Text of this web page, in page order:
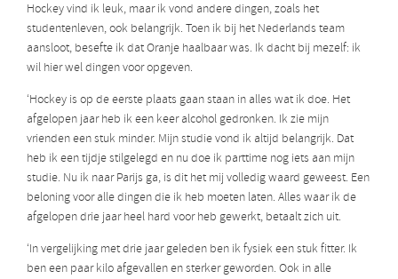
Hockey vind ik leuk, maar ik vond andere dingen, zoals het
studentenleven, ook belangrijk. Toen ik bij het Nederlands team
aansloot, besefte ik dat Oranje haalbaar was. Ik dacht bij mezelf: ik
wil hier wel dingen voor opgeven.
‘Hockey is op de eerste plaats gaan staan in alles wat ik doe. Het
afgelopen jaar heb ik een keer alcohol gedronken. Ik zie mijn
vrienden een stuk minder. Mijn studie vond ik altijd belangrijk. Dat
heb ik een tijdje stilgelegd en nu doe ik parttime nog iets aan mijn
studie. Nu ik naar Parijs ga, is dit het mij volledig waard geweest. Een
beloning voor alle dingen die ik heb moeten laten. Alles waar ik de
afgelopen drie jaar heel hard voor heb gewerkt, betaalt zich uit.
‘In vergelijking met drie jaar geleden ben ik fysiek een stuk fitter. Ik
ben een paar kilo afgevallen en sterker geworden. Ook in alle